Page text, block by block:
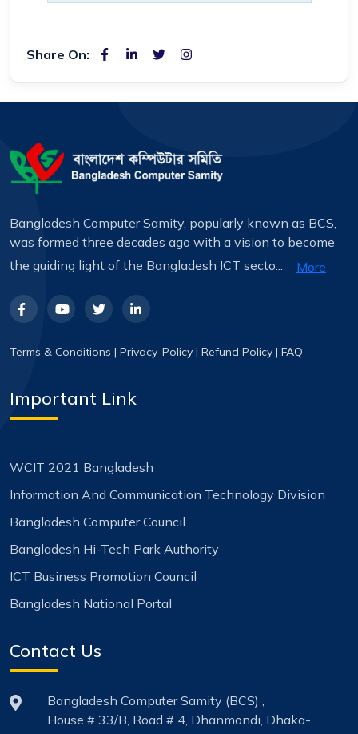
Share On:
Bangladesh Computer Samity, popularly known as BCS,
was formed three decades ago with a vision to become
the guiding light of the Bangladesh ICT secto...
More
Terms & Conditions | Privacy-Policy | Refund Policy | FAQ
Important Link
WCIT 2021 Bangladesh
Information And Communication Technology Division
Bangladesh Computer Council
Bangladesh Hi-Tech Park Authority
ICT Business Promotion Council
Bangladesh National Portal
Contact Us
Bangladesh Computer Samity (BCS) ,
House # 33/B, Road # 4, Dhanmondi, Dhaka-